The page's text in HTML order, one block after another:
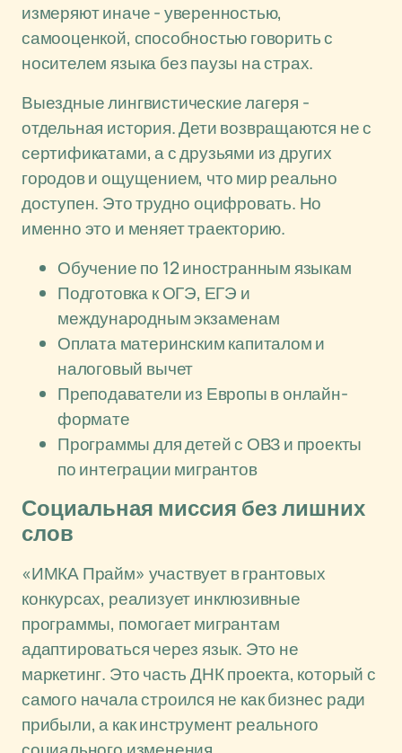
измеряют иначе - уверенностью,
самооценкой, способностью говорить с
носителем языка без паузы на страх.
Выездные лингвистические лагеря -
отдельная история. Дети возвращаются не с
сертификатами, а с друзьями из других
городов и ощущением, что мир реально
доступен. Это трудно оцифровать. Но
именно это и меняет траекторию.
Обучение по 12 иностранным языкам
Подготовка к ОГЭ, ЕГЭ и
международным экзаменам
Оплата материнским капиталом и
налоговый вычет
Преподаватели из Европы в онлайн-
формате
Программы для детей с ОВЗ и проекты
по интеграции мигрантов
Социальная миссия без лишних
слов
«ИМКА Прайм» участвует в грантовых
конкурсах, реализует инклюзивные
программы, помогает мигрантам
адаптироваться через язык. Это не
маркетинг. Это часть ДНК проекта, который с
самого начала строился не как бизнес ради
прибыли, а как инструмент реального